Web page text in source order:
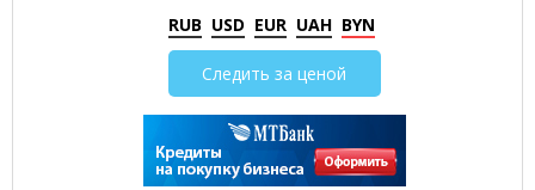
RUB USD EUR UAH BYN
Следить за ценой